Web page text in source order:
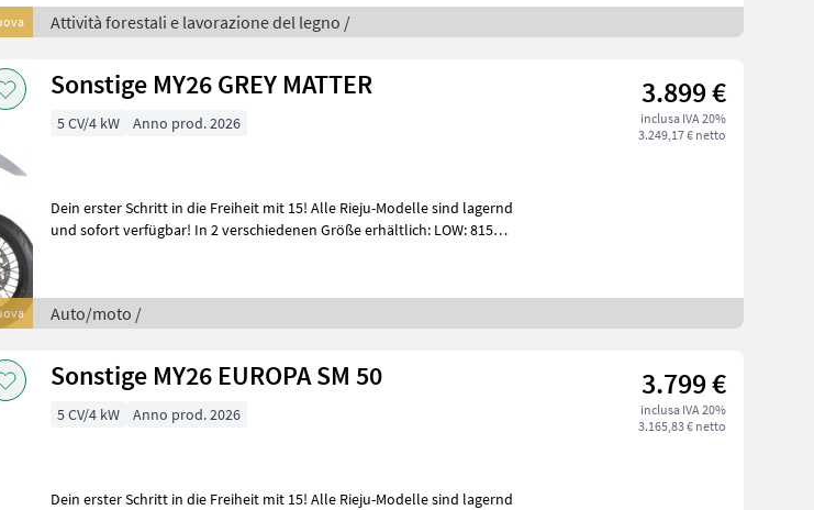
Attività forestali e lavorazione del legno /
Sonstige MY26 GREY MATTER 3.899 €
inclusa IVA 20%
3.249,17 € netto
5 CV/4 kW Anno prod. 2026
Dein erster Schritt in die Freiheit mit 15! Alle Rieju-Modelle sind lagernd
und sofort verfügbar! In 2 verschiedenen Größe erhältlich: LOW: 815
Auto/moto /
Sonstige MY26 EUROPA SM 50 3.799 €
inclusa IVA 20%
3.165,83 € netto
5 CV/4 kW Anno prod. 2026
Dein erster Schritt in die Freiheit mit 15! Alle Rieju-Modelle sind lagernd